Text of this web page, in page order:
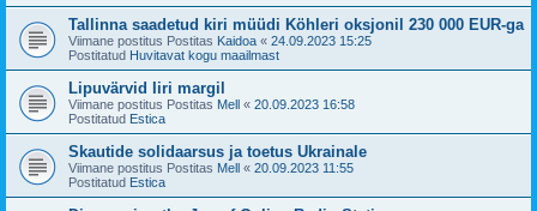
Tallinna saadetud kiri müüdi Köhleri oksjonil 230 000 EUR-ga
Viimane postitus Postitas Kaidoa « 24.09.2023 15:25
Postitatud Huvitavat kogu maailmast
Lipuvärvid Iiri margil
Viimane postitus Postitas Mell « 20.09.2023 16:58
Postitatud Estica
Skautide solidaarsus ja toetus Ukrainale
Viimane postitus Postitas Mell « 20.09.2023 11:55
Postitatud Estica